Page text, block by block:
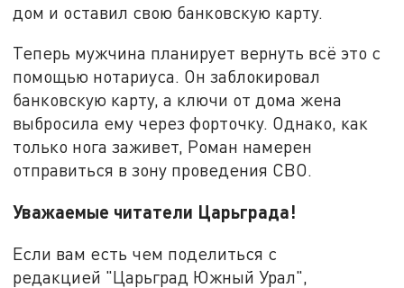
дом и оставил свою банковскую карту.
Теперь мужчина планирует вернуть всё это с
помощью нотариуса. Он заблокировал
банковскую карту, а ключи от дома жена
выбросила ему через форточку. Однако, как
только нога заживет, Роман намерен
отправиться в зону проведения СВО.
Уважаемые читатели Царьграда!
Если вам есть чем поделиться с
редакцией "Царьград Южный Урал",